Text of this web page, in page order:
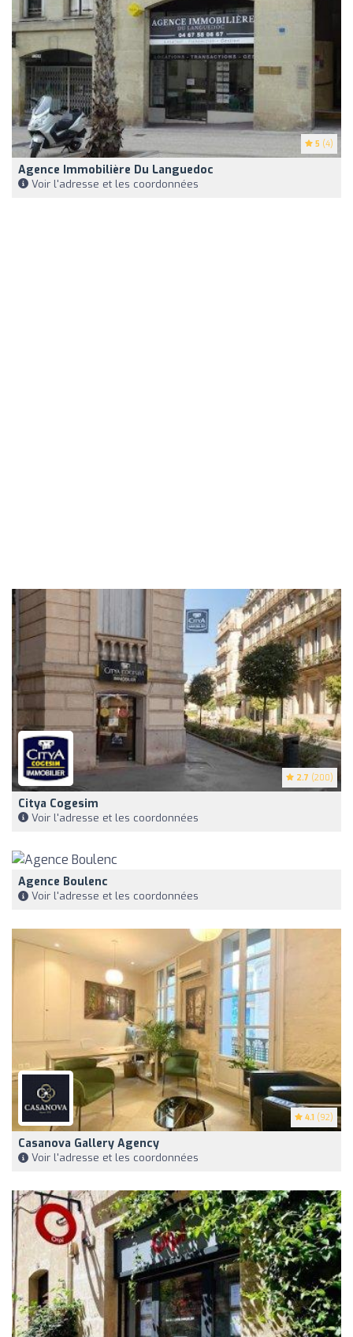
5 (4)
Agence Immobilière Du Languedoc
Voir l'adresse et les coordonnées
2.7 (200)
Citya Cogesim
Voir l'adresse et les coordonnées
Agence Boulenc
Voir l'adresse et les coordonnées
4.1 (92)
Casanova Gallery Agency
Voir l'adresse et les coordonnées